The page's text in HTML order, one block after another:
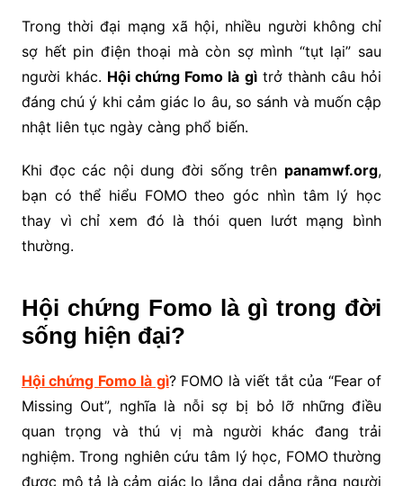
Trong thời đại mạng xã hội, nhiều người không chỉ
sợ hết pin điện thoại mà còn sợ mình “tụt lại” sau
người khác. Hội chứng Fomo là gìtrở thành câu hỏi
đáng chú ý khi cảm giác lo âu, so sánh và muốn cập
nhật liên tục ngày càng phổ biến.
Khi đọc các nội dung đời sống trên panamwf.org,
bạn có thể hiểu FOMO theo góc nhìn tâm lý học
thay vì chỉ xem đó là thói quen lướt mạng bình
thường.
Hội chứng Fomo là gì trong đời
sống hiện đại?
Hội chứng Fomo là gì? FOMO là viết tắt của “Fear of
Missing Out”, nghĩa là nỗi sợ bị bỏ lỡ những điều
quan trọng và thú vị mà người khác đang trải
nghiệm. Trong nghiên cứu tâm lý học, FOMO thường
được mô tả là cảm giác lo lắng dai dẳng rằng người